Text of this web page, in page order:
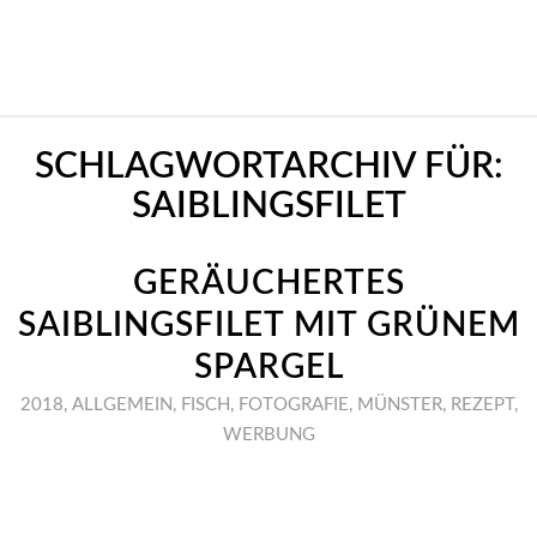
SCHLAGWORTARCHIV FÜR:
SAIBLINGSFILET
GERÄUCHERTES
SAIBLINGSFILET MIT GRÜNEM
SPARGEL
2018, ALLGEMEIN , FISCH , FOTOGRAFIE, MÜNSTER, REZEPT ,
WERBUNG